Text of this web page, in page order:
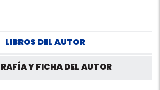
LIBROS DEL AUTOR
Y FICHA DEL AUTOR